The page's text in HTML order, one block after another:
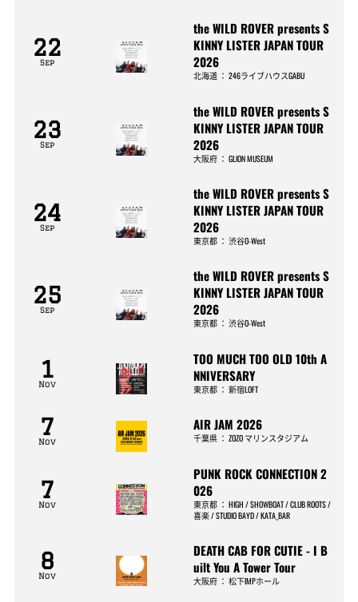
22
Sep
the WILD ROVER presents S
KINNY LISTER JAPAN TOUR
2026
北海道 ：246ライブハウスGABU
23
Sep
the WILD ROVER presents S
KINNY LISTER JAPAN TOUR
2026
大阪府 ：GLION MUSEUM
24
Sep
the WILD ROVER presents S
KINNY LISTER JAPAN TOUR
2026
東京都 ：渋谷O-West
25
Sep
the WILD ROVER presents S
KINNY LISTER JAPAN TOUR
2026
東京都 ：渋谷O-West
1
Nov
TOO MUCH TOO OLD 10th A
NNIVERSARY
東京都 ：新宿LOFT
7
Nov
AIR JAM 2026
千葉県 ：ZOZO マリンスタジアム
7
Nov
PUNK ROCK CONNECTION 2
026
東京都 ：HIGH / SHOWBOAT / CLUB ROOTS /
喜楽 / STUDIO BAYD / KATA_BAR
8
Nov
DEATH CAB FOR CUTIE - I B
uilt You A Tower Tour
大阪府 ：松下IMPホール